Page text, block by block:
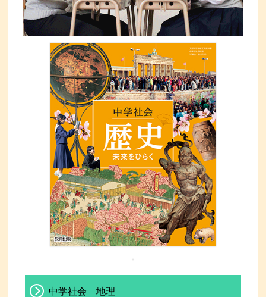
中学社会 地理